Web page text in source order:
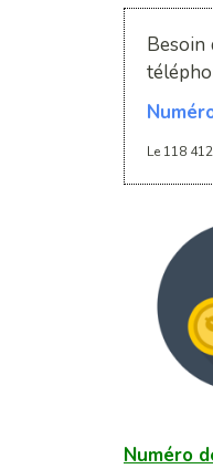
Besoin
Le 118
Numéro